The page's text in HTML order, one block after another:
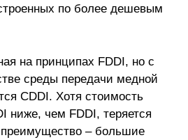
по более дешевым
на принципах FDDI, но с
среды передачи медной
CDDI. Хотя стоимость
ниже, чем FDDI, теряется
– большие